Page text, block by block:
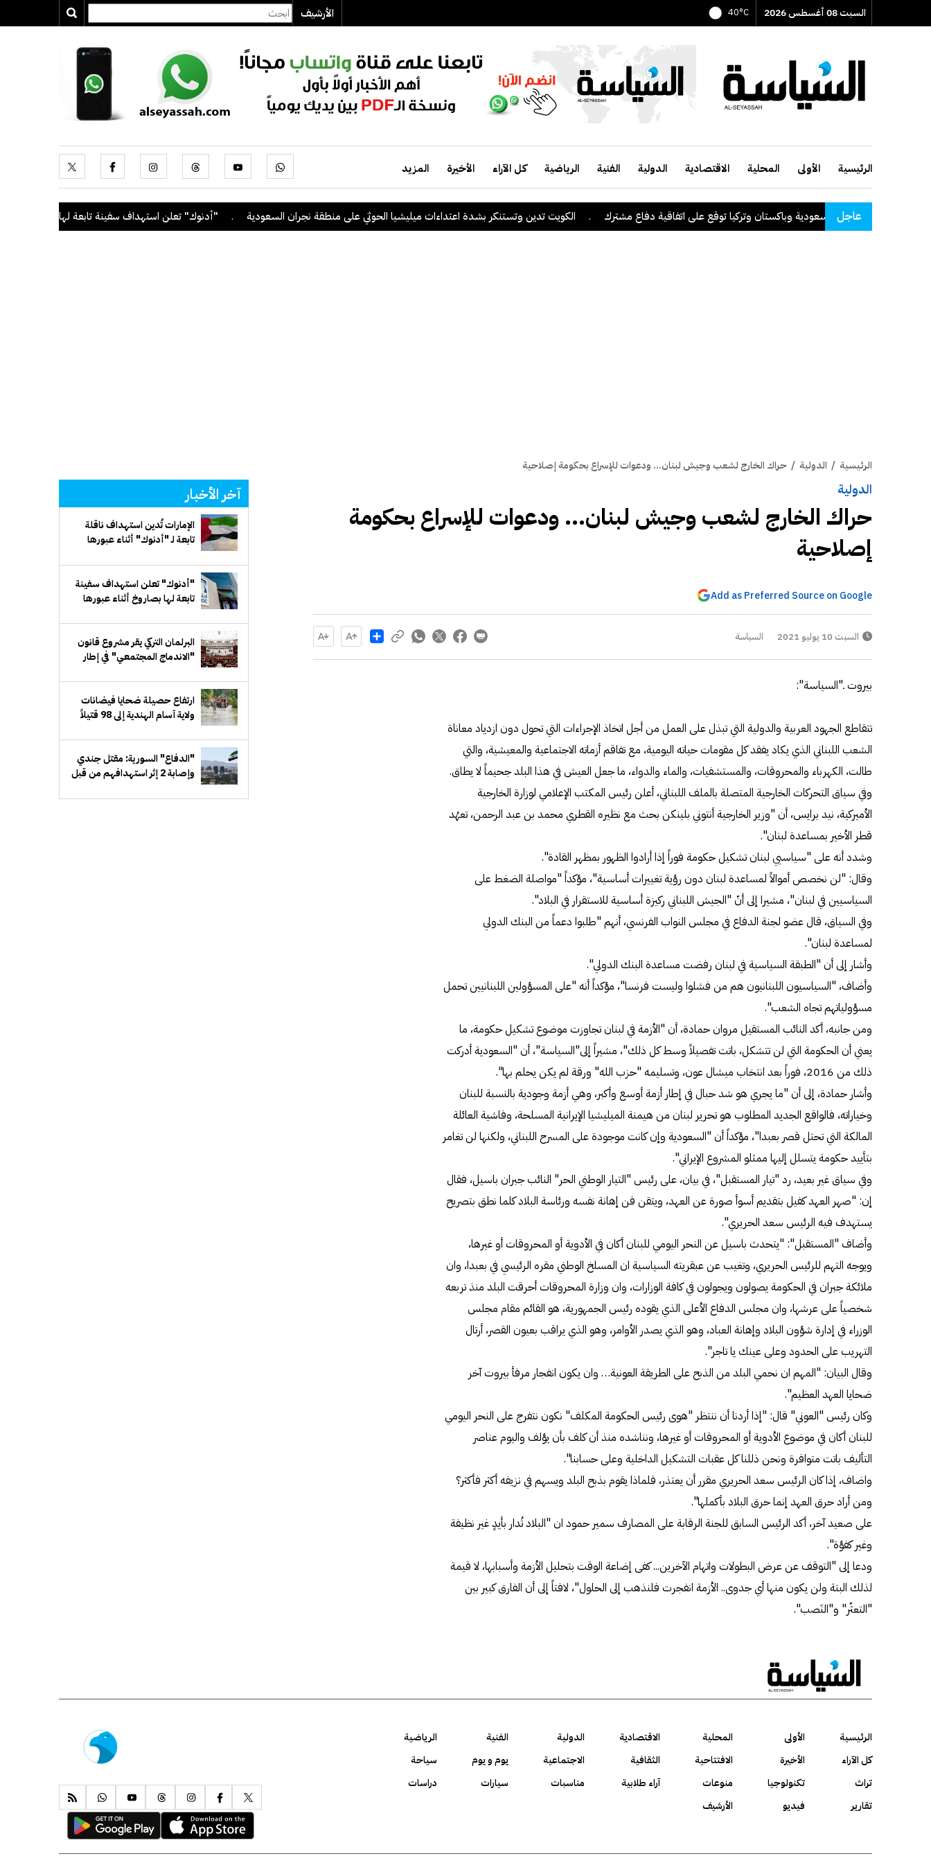
السبت 08 أغسطس 2026 40°C الأرشيف
الرئيسية الأولى المحلية الاقتصادية الدولية الفنية الرياضية كل الآراء الأخيرة المزيد
عاجل
السعودية وباكستان وتركيا توقع على اتفاقية دفاع مشترك . الكويت تدين وتستنكر بشدة اعتداءات ميليشيا الحوثي على منطقة نجران السعودية . "أدنوك" تعلن استهداف سفينة تابعة لها بصاروخ أثناء عبورها
الرئيسية / الدولية / حراك الخارج لشعب وجيش لبنان... ودعوات للإسراع بحكومة إصلاحية
الدولية
حراك الخارج لشعب وجيش لبنان... ودعوات للإسراع بحكومة
إصلاحية
Add as Preferred Source on Google
السبت 10 يوليو 2021 السياسة Share
بيروت ـ"السياسة":
تتقاطع الجهود العربية والدولية التي تبذل على العمل من أجل اتخاذ الإجراءات التي تحول دون ازدياد معاناة
الشعب اللبناني الذي يكاد يفقد كل مقومات حياته اليومية، مع تفاقم أزماته الاجتماعية والمعيشية، والتي
طالت، الكهرباء والمحروقات، والمستشفيات، والماء والدواء، ما جعل العيش في هذا البلد جحيماً لا يطاق.
وفي سياق التحركات الخارجية المتصلة بالملف اللبناني، أعلن رئيس المكتب الإعلامي لوزارة الخارجية
الأميركية، نيد برايس، أن "وزير الخارجية أنتوني بلينكن بحث مع نظيره القطري محمد بن عبد الرحمن، تعهُد
قطر الأخير بمساعدة لبنان".
وشدد أنه على "سياسيي لبنان تشكيل حكومة فوراً إذا أرادوا الظهور بمظهر القادة".
وقال: "لن نخصص أموالاً لمساعدة لبنان دون رؤية تغييرات أساسية"، مؤكداً "مواصلة الضغط على
السياسيين في لبنان"، مشيرا إلى أنّ "الجيش اللبناني ركيزة أساسية للاستقرار في البلاد".
وفي السياق، قال عضو لجنة الدفاع في مجلس النواب الفرنسي، أنهم "طلبوا دعماً من البنك الدولي
لمساعدة لبنان".
وأشار إلى أن "الطبقة السياسية في لبنان رفضت مساعدة البنك الدولي".
وأضاف، "السياسيون اللبنانيون هم من فشلوا وليست فرنسا"، مؤكداً أنه "على المسؤولين اللبنانيين تحمل
مسؤولياتهم تجاه الشعب".
ومن جانبه، أكد النائب المستقيل مروان حمادة، أن "الأزمة في لبنان تجاوزت موضوع تشكيل حكومة، ما
يعني أن الحكومة التي لن تتشكل، باتت تفصيلاً وسط كل ذلك"، مشيراً إلى"السياسة"، أن "السعودية أدركت
ذلك من 2016، فوراً بعد انتخاب ميشال عون، وتسليمه "حزب الله" ورقة لم يكن يحلم بها".
وأشار حمادة، إلى أن "ما يجري هو شد حبال في إطار أزمة أوسع وأكبر، وهي أزمة وجودية بالنسبة للبنان
وخياراته، فالواقع الجديد المطلوب هو تحرير لبنان من هيمنة الميليشيا الإيرانية المسلحة، وفاشية العائلة
المالكة التي تحتل قصر بعبدا"، مؤكداً أن "السعودية وإن كانت موجودة على المسرح اللبناني، ولكنها لن تغامر
بتأييد حكومة يتسلل إليها ممثلو المشروع الإيراني".
وفي سياق غير بعيد، رد "تيار المستقبل"، في بيان، على رئيس "التيار الوطني الحر" النائب جبران باسيل، فقال
إن: "صهر العهد كفيل بتقديم أسوأ صورة عن العهد، ويتقن فن إهانة نفسه ورئاسة البلاد كلما نطق بتصريح
يستهدف فيه الرئيس سعد الحريري".
وأضاف "المستقبل": "يتحدث باسيل عن النحر اليومي للبنان أكان في الأدوية أو المحروقات أو غيرها،
ويوجه التهم للرئيس الحريري، وتغيب عن عبقريته السياسية ان المسلخ الوطني مقره الرئيسي في بعبدا، وان
ملائكة جبران في الحكومة يصولون ويجولون في كافة الوزارات، وان وزارة المحروقات أحرقت البلد منذ تربعه
شخصياً على عرشها، وان مجلس الدفاع الأعلى الذي يقوده رئيس الجمهورية، هو القائم مقام مجلس
الوزراء في إدارة شؤون البلاد وإهانة العباد، وهو الذي يصدر الأوامر، وهو الذي يراقب بعيون القصر، أرتال
التهريب على الحدود وعلى عينك يا تاجر".
وقال البيان: "المهم ان نحمي البلد من الذبح على الطريقة العونية… وان يكون انفجار مرفأ بيروت آخر
ضحايا العهد العظيم".
وكان رئيس "العوني" قال: "إذا أردنا أن ننتظر "هوى رئيس الحكومة المكلف" نكون نتفرج على النحر اليومي
للبنان أكان في موضوع الأدوية أو المحروقات أو غيرها، ونناشده منذ أن كلف بأن يؤلف واليوم عناصر
التأليف باتت متوافرة ونحن ذللنا كل عقبات التشكيل الداخلية وعلى حسابنا".
واضاف، إذا كان الرئيس سعد الحريري مقرر أن يعتذر، فلماذا يقوم بذبح البلد ويسهم في نزيفه أكثر فأكثر؟
ومن أراد حرق العهد إنما حرق البلاد بأكملها".
على صعيد آخر، أكد الرئيس السابق للجنة الرقابة على المصارف سمير حمود ان "البلاد تُدار بأيدٍ غير نظيفة
وغير كفؤة".
ودعا إلى "التوقف عن عرض البطولات واتهام الآخرين... كفى إضاعة الوقت بتحليل الأزمة وأسبابها، لا قيمة
لذلك البتة ولن يكون منها أي جدوى.. الأزمة انفجرت فلنذهب إلى الحلول"، لافتاً إلى أن الفارق كبير بين
"التعثّر" و"النَصب".
آخر الأخبار
الإمارات تُدين استهداف ناقلة
تابعة لـ "أدنوك" أثناء عبورها
"أدنوك" تعلن استهداف سفينة
تابعة لها بصاروخ أثناء عبورها
البرلمان التركي يقر مشروع قانون
"الاندماج المجتمعي" في إطار
ارتفاع حصيلة ضحايا فيضانات
ولاية آسام الهندية إلى 98 قتيلاً
"الدفاع" السورية: مقتل جندي
وإصابة 2 إثر استهدافهم من قبل
الرئيسية الأولى المحلية الاقتصادية الدولية الفنية
الرياضية
كل الآراء
الأخيرة الافتتاحية الثقافية الاجتماعية يوم و يوم
سياحة
تراث
تكنولوجيا منوعات آراء طلابية مناسبات سيارات
دراسات
تقارير
فيديو الأرشيف